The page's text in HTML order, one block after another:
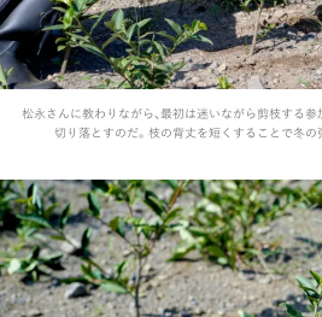
松永さんに教わりながら、最初は迷いながら剪枝する
切り落とすのだ。枝の背丈を短くすることで冬